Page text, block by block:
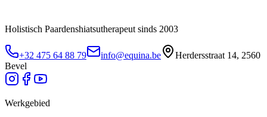
Holistisch Paardenshiatsutherapeut sinds 2003
+32 475 64 88 79 info@equina.be
Herdersstraat 14, 2560
Bevel
Werkgebied